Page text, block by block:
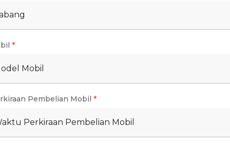
menghindari sanksi administratif.
pembebasan biaya perubahan kepemilikan
Utara, harap lakukan proses mutasi
pajak di Medan untuk meringankan beban
dan lokasi pemutihan pajak sangat penting agar
*
Mobil
Pembelian Mobil *
Perkiraan Pembelian Mobil